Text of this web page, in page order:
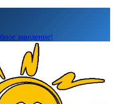
заведение!